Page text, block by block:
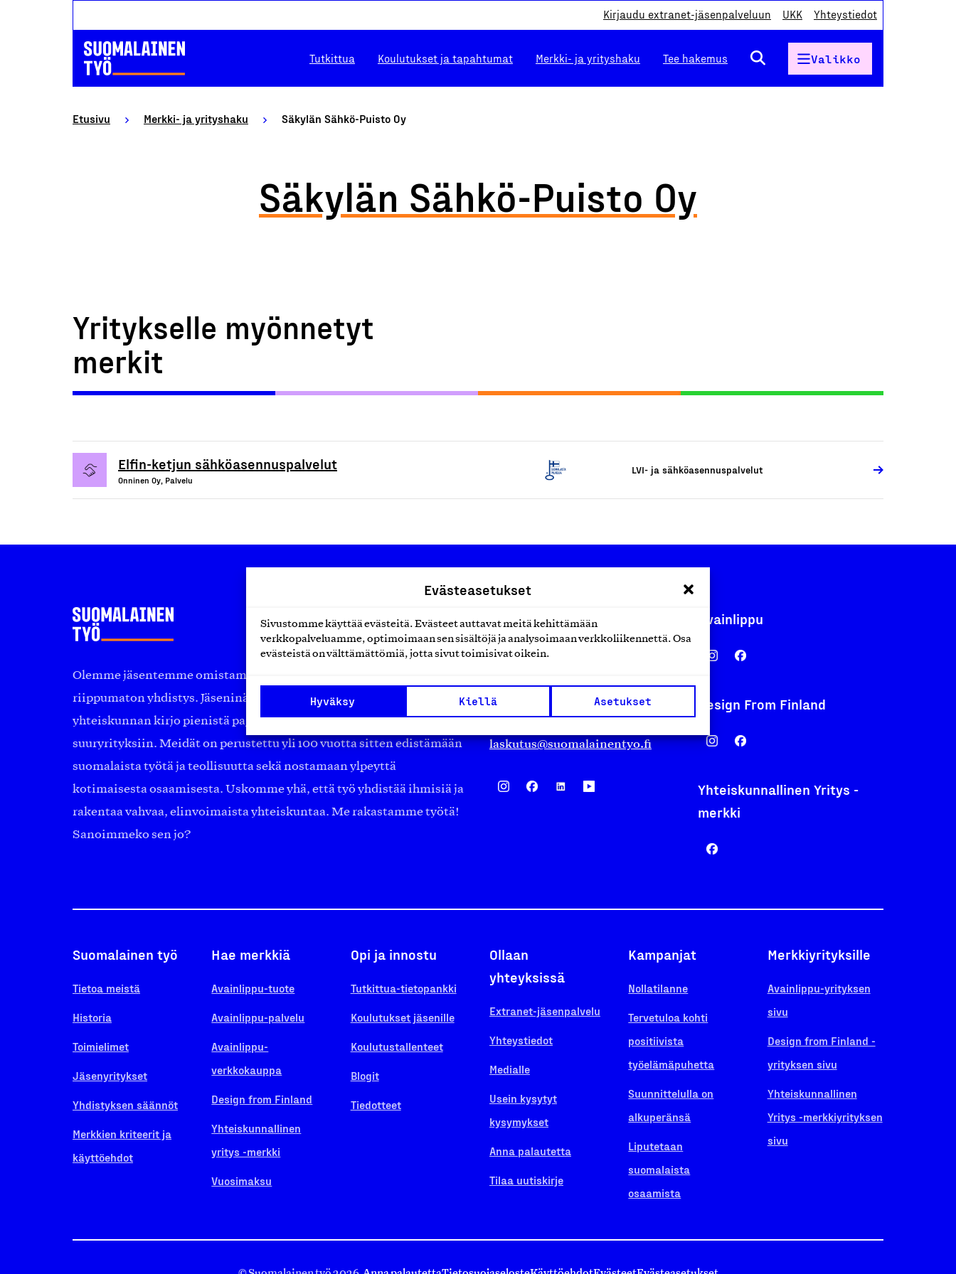
Evästeasetukset
Sivustomme käyttää evästeitä. Evästeet auttavat meitä kehittämään
verkkopalveluamme, optimoimaan sen sisältöjä ja analysoimaan verkkoliikennettä. Osa
evästeistä on välttämättömiä, jotta sivut toimisivat oikein.
Hyväksy Kiellä Asetukset
Kirjaudu extranet-jäsenpalveluun UKK Yhteystiedot
Tutkittua Koulutukset ja tapahtumat Merkki- ja yrityshaku Tee hakemus Valikko
Etusivu Merkki- ja yrityshaku Säkylän Sähkö-Puisto Oy
Säkylän Sähkö-Puisto Oy
Yritykselle myönnetyt
merkit
Elfin-ketjun sähköasennuspalvelut
Onninen Oy, Palvelu
LVI- ja sähköasennuspalvelut
Olemme jäsentemme omistama puolueeton, työmarkkinajärjestöistä
riippumaton yhdistys. Jäseninämme on koko suomalaisen
yhteiskunnan kirjo pienistä pajoista ja yhteisöistä kansainvälisiin
suuryrityksiin. Meidät on perustettu yli 100 vuotta sitten edistämään
suomalaista työtä ja teollisuutta sekä nostamaan ylpeyttä
kotimaisesta osaamisesta. Uskomme yhä, että työ yhdistää ihmisiä ja
rakentaa vahvaa, elinvoimaista yhteiskuntaa. Me rakastamme työtä!
Sanoimmeko sen jo?
Suomalainen työ ry
Eteläranta 14,
Finland
asiakaspalvelu@suomalainentyo.fi
laskutus@suomalainentyo.fi
Avainlippu
Design From Finland
Yhteiskunnallinen Yritys -
merkki
Suomalainen työ
Tietoa meistä
Historia
Toimielimet
Jäsenyritykset
Yhdistyksen säännöt
Merkkien kriteerit ja
käyttöehdot
Hae merkkiä
Avainlippu-tuote
Avainlippu-palvelu
Avainlippu-
verkkokauppa
Design from Finland
Yhteiskunnallinen
yritys -merkki
Vuosimaksu
Opi ja innostu
Tutkittua-tietopankki
Koulutukset jäsenille
Koulutustallenteet
Blogit
Tiedotteet
Ollaan
yhteyksissä
Extranet-jäsenpalvelu
Yhteystiedot
Medialle
Usein kysytyt
kysymykset
Anna palautetta
Tilaa uutiskirje
Kampanjat
Nollatilanne
Tervetuloa kohti
positiivista
työelämäpuhetta
Suunnittelulla on
alkuperänsä
Liputetaan
suomalaista
osaamista
Merkkiyrityksille
Avainlippu-yrityksen
sivu
Design from Finland -
yrityksen sivu
Yhteiskunnallinen
Yritys -merkkiyrityksen
sivu